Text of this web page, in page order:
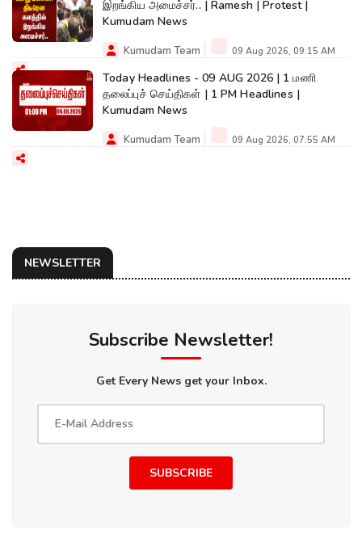
இறங்கிய அமைச்சர்.. | Ramesh | Protest |
Kumudam News
Kumudam Team 09 Aug 2026, 09:15 AM
Today Headlines - 09 AUG 2026 | 1 மணி
தலைப்புச் செய்திகள் | 1 PM Headlines |
Kumudam News
Kumudam Team 09 Aug 2026, 07:55 AM
NEWSLETTER
Subscribe Newsletter!
Get Every News get your Inbox.
SUBSCRIBE